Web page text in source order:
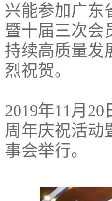
兴能参加广东
暨十届三次会
持续高质量发
烈祝贺。
2019年11月
周年庆祝活动
事会举行。